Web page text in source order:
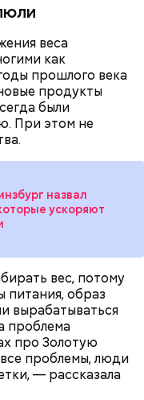
веса
как
прошлого века
продукты
были
При этом не
назвал
ускоряют
вес, потому
питания, образ
вырабатываться
проблема
про Золотую
проблемы, люди
— рассказала
системой;
количество
состояния, —